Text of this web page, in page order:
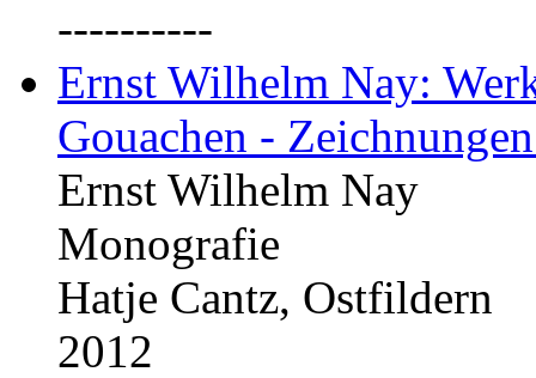
----------
Ernst Wilhelm Nay:
Gouachen -
Ernst Wilhelm Nay
Monografie
Hatje Cantz, Ostfildern
2012